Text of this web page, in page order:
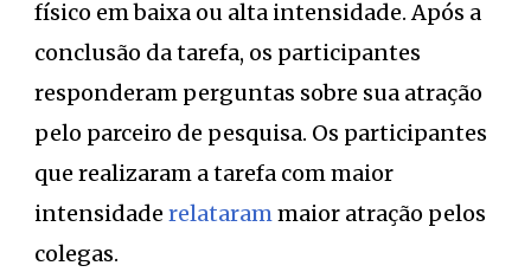
físico em baixa ou alta intensidade. Após a
conclusão da tarefa, os participantes
responderam perguntas sobre sua atração
pelo parceiro de pesquisa. Os participantes
que realizaram a tarefa com maior
intensidade relatarammaior atração pelos
colegas.